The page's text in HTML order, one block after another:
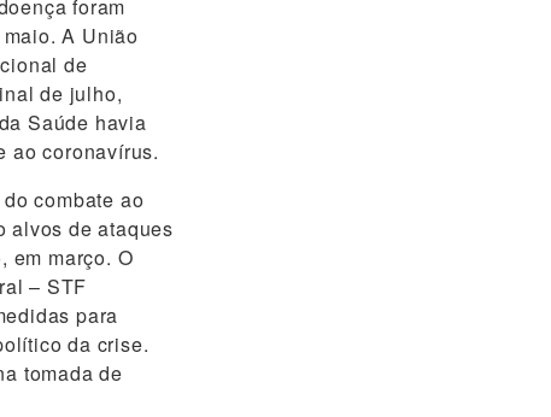
foram
A União
de
de julho,
Saúde havia
ao coronavírus.
combate ao
alvos de ataques
em março. O
– STF
para
da crise.
tomada de